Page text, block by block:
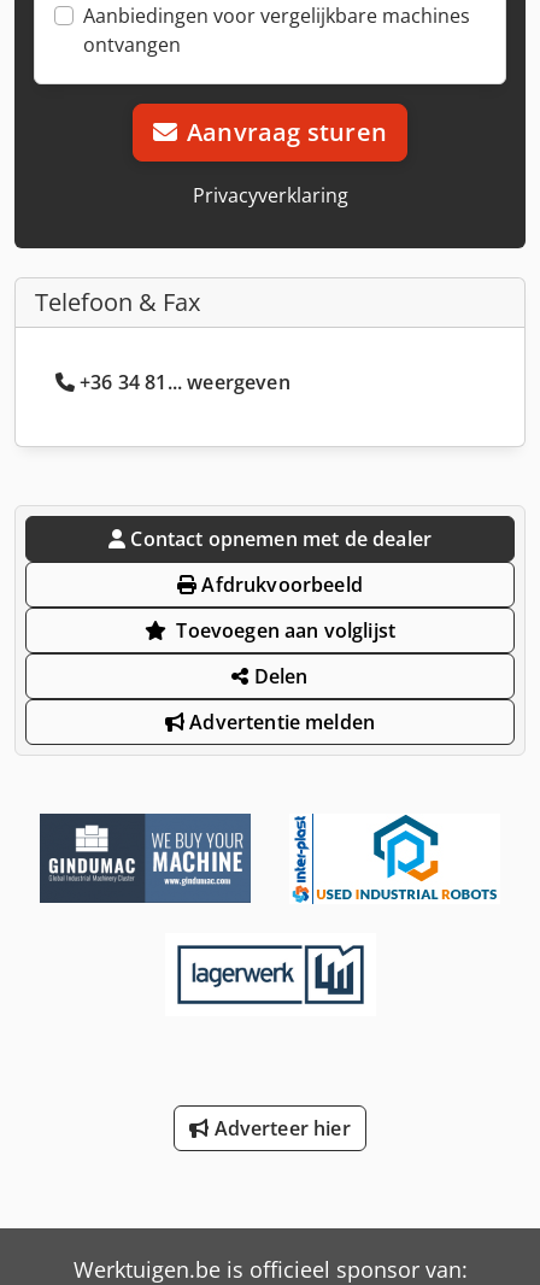
Aanbiedingen voor vergelijkbare machines
ontvangen
Aanvraag sturen
Privacyverklaring
Telefoon & Fax
+36 34 81... weergeven
Contact opnemen met de dealer
Afdrukvoorbeeld
Toevoegen aan volglijst
Delen
Advertentie melden
Adverteer hier
Werktuigen.be is officieel sponsor van: